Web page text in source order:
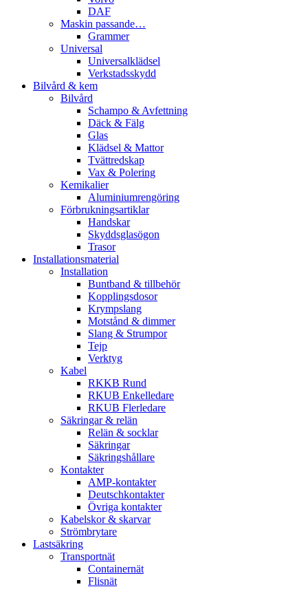
DAF
Maskin passande…
Grammer
Universal
Universalklädsel
Verkstadsskydd
Bilvård & kem
Bilvård
Schampo & Avfettning
Däck & Fälg
Glas
Klädsel & Mattor
Tvättredskap
Vax & Polering
Kemikalier
Aluminiumrengöring
Förbrukningsartiklar
Handskar
Skyddsglasögon
Trasor
Installationsmaterial
Installation
Buntband & tillbehör
Kopplingsdosor
Krympslang
Motstånd & dimmer
Slang & Strumpor
Tejp
Verktyg
Kabel
RKKB Rund
RKUB Enkelledare
RKUB Flerledare
Säkringar & relän
Relän & socklar
Säkringar
Säkringshållare
Kontakter
AMP-kontakter
Deutschkontakter
Övriga kontakter
Kabelskor & skarvar
Strömbrytare
Lastsäkring
Transportnät
Containernät
Flisnät